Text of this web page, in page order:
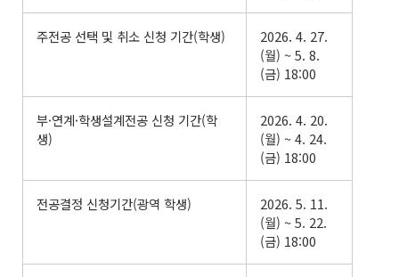
주전공 선택 및 취소 신청 기간(학생)
2026. 4. 27.
(월) ~ 5. 8.
(금) 18:00
부·연계·학생설계전공 신청 기간(학
생)
2026. 4. 20.
(월) ~ 4. 24.
(금) 18:00
전공결정 신청기간(광역 학생)
2026. 5. 11.
(월) ~ 5. 22.
(금) 18:00